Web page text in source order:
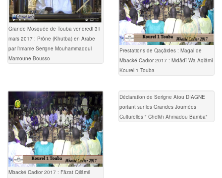
Grande Mosquée de Touba vendredi 31
mars 2017 : Prône (Khutba) en Arabe
par l’imame Serigne Mouhammadoul
Mamoune Bousso
Prestations de Qaçâides : Magal de
Mbacké Cadior 2017 : Midâdî Wa Aqlâmî
Kourel 1 Touba
Mbacké Cadior 2017 : Fâzat Qilâmil
Déclaration de Serigne Atou DIAGNE
portant sur les Grandes Journées
Culturelles " Cheikh Ahmadou Bamba"